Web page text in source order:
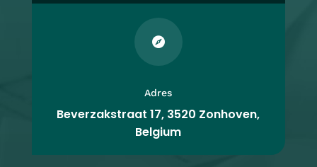

Adres
Beverzakstraat 17, 3520 Zonhoven,
Belgium